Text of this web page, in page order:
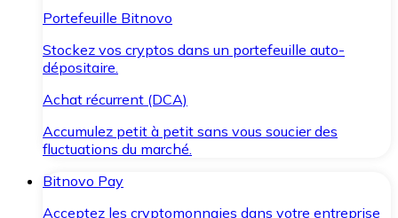
Portefeuille Bitnovo
Stockez vos cryptos dans un portefeuille auto-
dépositaire.
Achat récurrent (DCA)
Accumulez petit à petit sans vous soucier des
fluctuations du marché.
Bitnovo Pay
Acceptez les cryptomonnaies dans votre entreprise